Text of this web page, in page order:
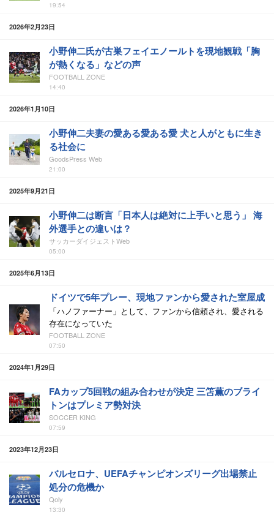
19:54
2026年2月23日
小野伸二氏が古巣フェイエノールトを現地観戦「胸
が熱くなる」などの声
FOOTBALL ZONE
14:40
2026年1月10日
小野伸二夫妻の愛ある愛ある愛 犬と人がともに生き
る社会に
GoodsPress Web
21:00
2025年9月21日
小野伸二は断言「日本人は絶対に上手いと思う」 海
外選手との違いは？
サッカーダイジェストWeb
05:00
2025年6月13日
ドイツで5年プレー、現地ファンから愛された室屋成
「ハノファーナー」として、ファンから信頼され、愛される
存在になっていた
FOOTBALL ZONE
07:50
2024年1月29日
FAカップ5回戦の組み合わせが決定 三笘薫のブライ
トンはプレミア勢対決
SOCCER KING
07:59
2023年12月23日
バルセロナ、UEFAチャンピオンズリーグ出場禁止
処分の危機か
Qoly
13:30